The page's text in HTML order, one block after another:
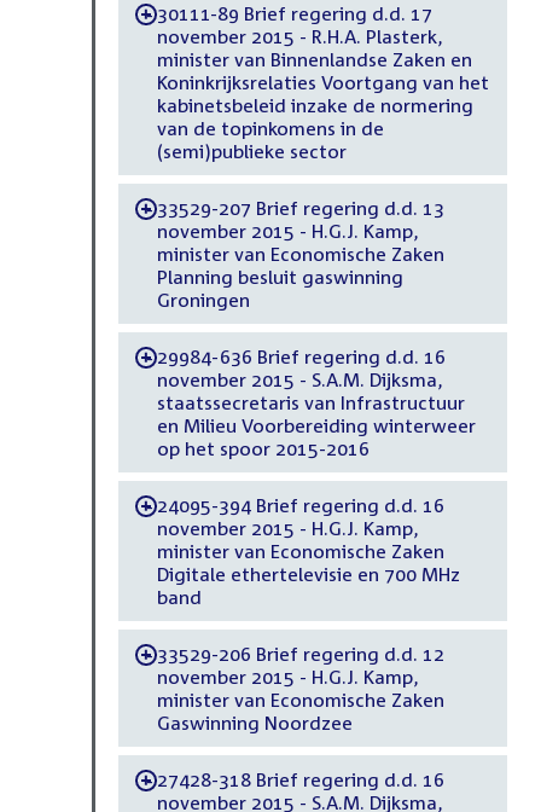
-30111-89 Brief regering d.d. 17
november 2015 - R.H.A. Plasterk,
minister van Binnenlandse Zaken en
Koninkrijksrelaties Voortgang van het
kabinetsbeleid inzake de normering
van de topinkomens in de
(semi)publieke sector
-33529-207 Brief regering d.d. 13
november 2015 - H.G.J. Kamp,
minister van Economische Zaken
Planning besluit gaswinning
Groningen
-29984-636 Brief regering d.d. 16
november 2015 - S.A.M. Dijksma,
staatssecretaris van Infrastructuur
en Milieu Voorbereiding winterweer
op het spoor 2015-2016
-24095-394 Brief regering d.d. 16
november 2015 - H.G.J. Kamp,
minister van Economische Zaken
Digitale ethertelevisie en 700 MHz
band
-33529-206 Brief regering d.d. 12
november 2015 - H.G.J. Kamp,
minister van Economische Zaken
Gaswinning Noordzee
-27428-318 Brief regering d.d. 16
november 2015 - S.A.M. Dijksma,